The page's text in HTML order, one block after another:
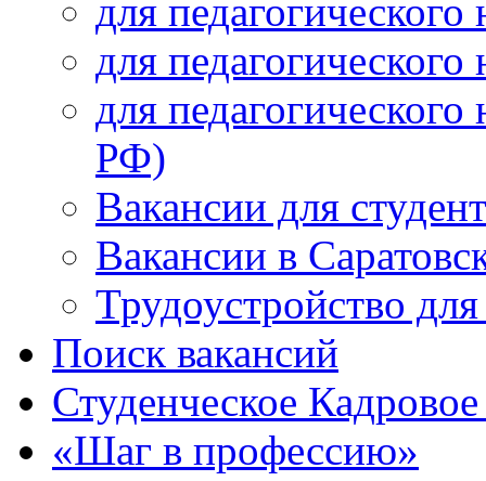
для
для
для
РФ)
Вакансии для
Вакансии в
Трудоустройство
Поиск вакансий
Студенческое Кадровое
«Шаг в профессию»